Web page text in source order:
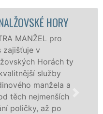
ty
hodinoví